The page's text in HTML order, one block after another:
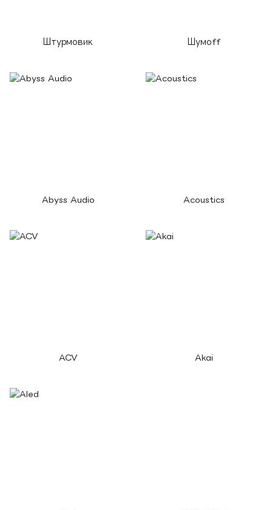
Штурмовик Шумоff
Abyss Audio Acoustics
ACV Akai